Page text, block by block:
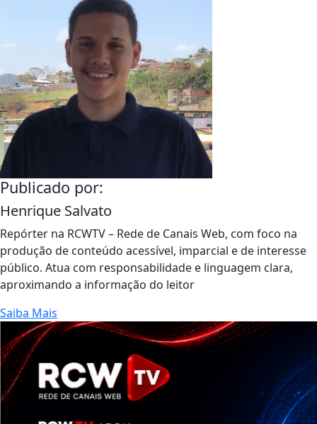
Publicado por:
Henrique Salvato
Repórter na RCWTV – Rede de Canais Web, com foco na
produção de conteúdo acessível, imparcial e de interesse
público. Atua com responsabilidade e linguagem clara,
aproximando a informação do leitor
Saiba Mais